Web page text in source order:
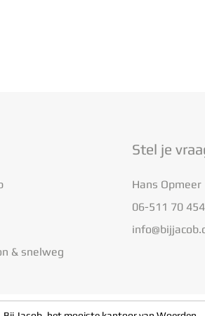
& snelweg
Stel je
Hans Opmeer
06-511 70 454